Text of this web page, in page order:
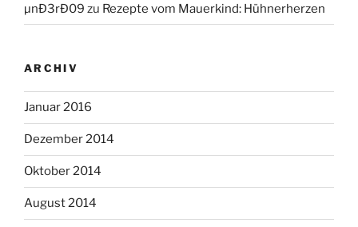
µnÐ3rÐ09 zu Rezepte vom Mauerkind: Hühnerherzen
ARCHIV
Januar 2016
Dezember 2014
Oktober 2014
August 2014